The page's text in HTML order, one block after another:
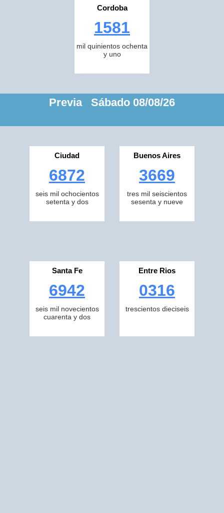
Cordoba
1581
mil quinientos ochenta
y uno
Previa Sábado 08/08/26
Ciudad
6872
seis mil ochocientos
setenta y dos
Buenos Aires
3669
tres mil seiscientos
sesenta y nueve
Santa Fe
6942
seis mil novecientos
cuarenta y dos
Entre Rios
0316
trescientos dieciseis